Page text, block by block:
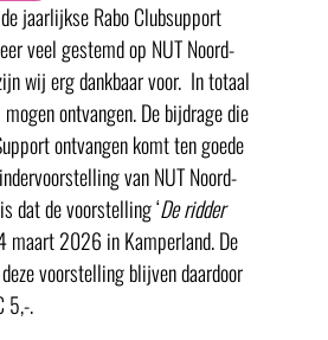
jaarlijkse Rabo Clubsupport
veel gestemd op NUT Noord-
wij erg dankbaar voor. In totaal
ontvangen. De bijdrage die
ontvangen komt ten goede
van NUT Noord-
dat de voorstelling ‘De ridder
maart 2026 in Kamperland. De
voorstelling blijven daardoor
5,-.